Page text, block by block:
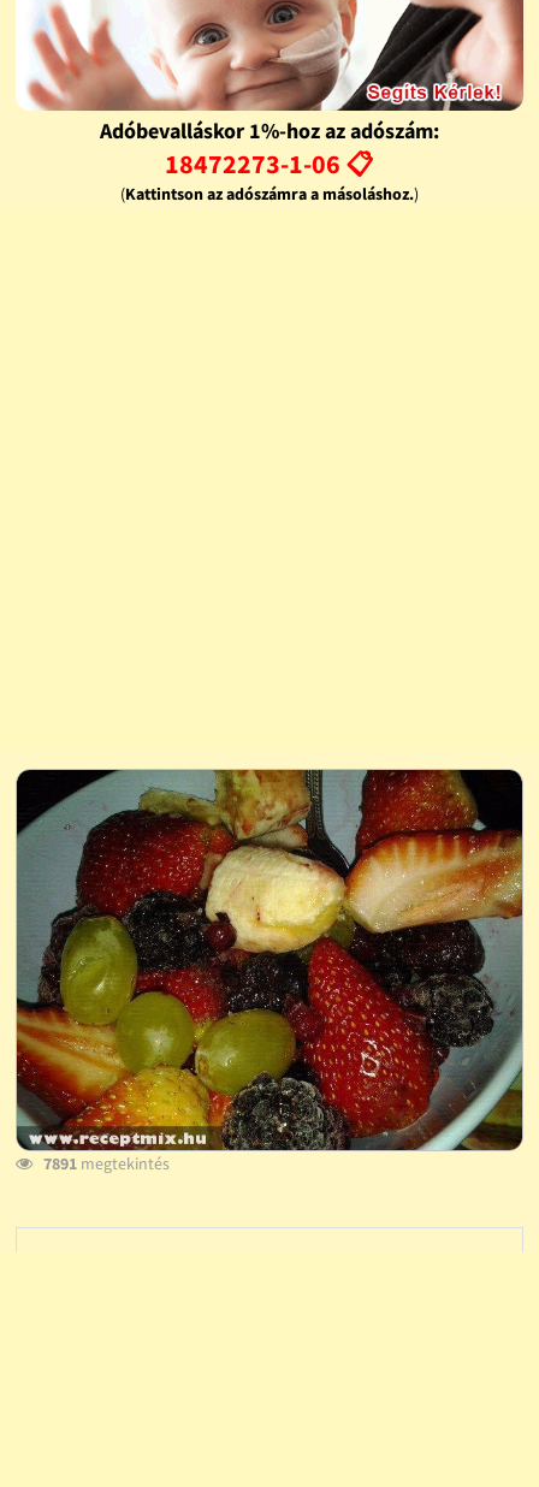
Adóbevalláskor 1%-hoz az adószám:
18472273-1-06 📋
(Kattintson az adószámra a másoláshoz.)
7891megtekintés